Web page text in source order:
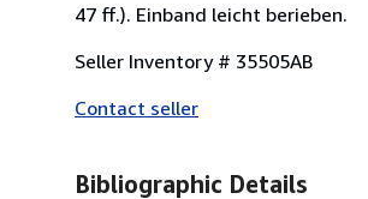
47 ff.). Einband leicht berieben.
Seller Inventory # 35505AB
Contact seller
Bibliographic Details